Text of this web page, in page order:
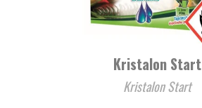
Kristalon Start
Kristalon Start